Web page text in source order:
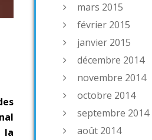
la
mars 2015
février 2015
janvier 2015
décembre 2014
novembre 2014
octobre 2014
septembre 2014
août 2014